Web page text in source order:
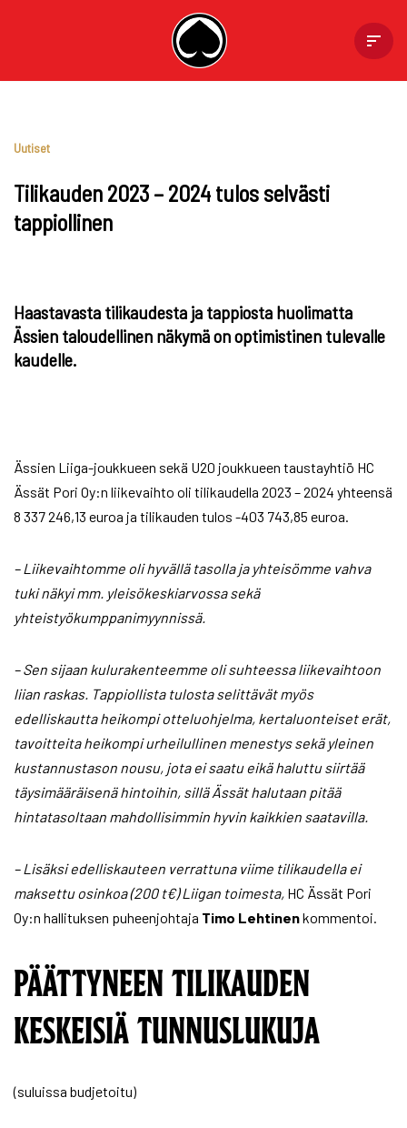
Tilikauden 2023 – 2024 tulos selvästi
tappiollinen
Uutiset
Haastavasta tilikaudesta ja tappiosta huolimatta
Ässien taloudellinen näkymä on optimistinen tulevalle
kaudelle.
Ässien Liiga-joukkueen sekä U20 joukkueen taustayhtiö HC
Ässät Pori Oy:n liikevaihto oli tilikaudella 2023 – 2024 yhteensä
8 337 246,13 euroa ja tilikauden tulos -403 743,85 euroa.
– Liikevaihtomme oli hyvällä tasolla ja yhteisömme vahva
tuki näkyi mm. yleisökeskiarvossa sekä
yhteistyökumppanimyynnissä.
– Sen sijaan kulurakenteemme oli suhteessa liikevaihtoon
liian raskas. Tappiollista tulosta selittävät myös
edelliskautta heikompi otteluohjelma, kertaluonteiset erät,
tavoitteita heikompi urheilullinen menestys sekä yleinen
kustannustason nousu, jota ei saatu eikä haluttu siirtää
täysimääräisenä hintoihin, sillä Ässät halutaan pitää
hintatasoltaan mahdollisimmin hyvin kaikkien saatavilla.
– Lisäksi edelliskauteen verrattuna viime tilikaudella ei
maksettu osinkoa (200 t€) Liigan toimesta, HC Ässät Pori
Oy:n hallituksen puheenjohtaja Timo Lehtinenkommentoi.
PÄÄTTYNEEN TILIKAUDEN
KESKEISIÄ TUNNUSLUKUJA
(suluissa budjetoitu)